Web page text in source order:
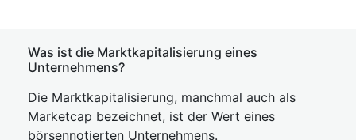
Was ist die Marktkapitalisierung eines
Unternehmens?
Die Marktkapitalisierung, manchmal auch als
Marketcap bezeichnet, ist der Wert eines
börsennotierten Unternehmens.